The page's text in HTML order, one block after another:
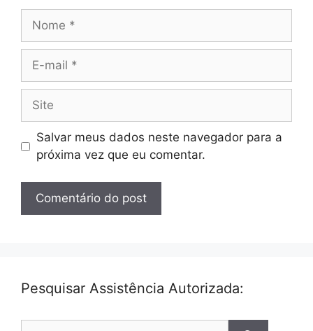
Nome
Site
Salvar meus dados neste navegador para a
próxima vez que eu comentar.
Pesquisar Assistência Autorizada: